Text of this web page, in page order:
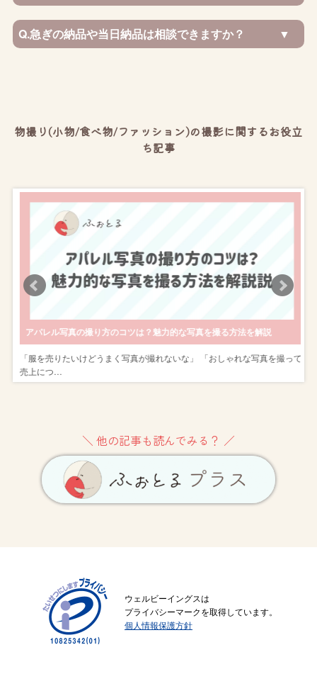
Q.急ぎの納品や当日納品は相談できますか？
物撮り(小物/食べ物/ファッション)の撮影に関するお役立
ち記事
アパレル写真の撮り方のコツは？魅力的な写真を撮る方法を解説
「服を売りたいけどうまく写真が撮れないな」 「おしゃれな写真を撮って
売上につ…
＼ 他の記事も読んでみる？ ／
ウェルビーイングスは
プライバシーマークを取得しています。
個人情報保護方針